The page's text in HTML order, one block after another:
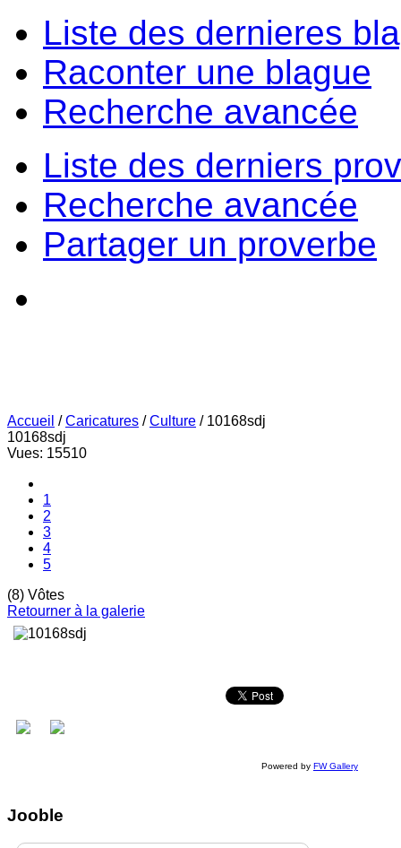
Liste des dernieres
Raconter une blague
Recherche avancée
Liste des derniers
Recherche avancée
Partager un proverbe
Accueil /Caricatures /Culture / 10168sdj
10168sdj
Vues: 15510
1
2
3
4
5
(8) Vôtes
Retourner à la galerie
Powered by FW Gallery
Jooble